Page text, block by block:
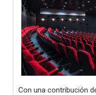
Con una contribución